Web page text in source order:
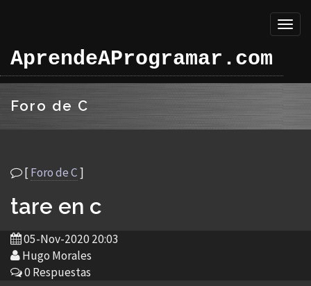
AprendeAProgramar.com
Foro de C
[Foro de C]
tare en c
05-Nov-2020 20:03
Hugo Morales
0 Respuestas